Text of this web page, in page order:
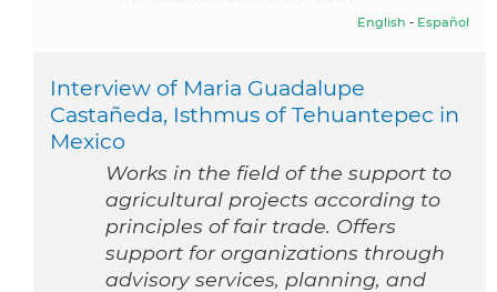
English - Español
Interview of Maria Guadalupe
Castañeda, Isthmus of Tehuantepec in
Mexico
Works in the field of the support to
agricultural projects according to
principles of fair trade. Offers
support for organizations through
advisory services, planning, and